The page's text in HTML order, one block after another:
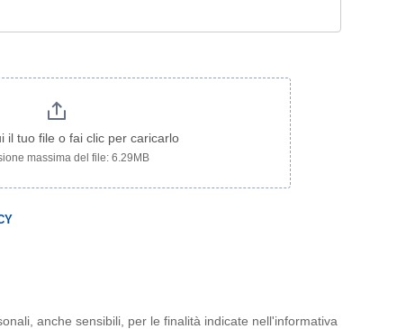
il tuo file o fai clic per caricarlo
massima del file: 6.29MB
anche sensibili, per le finalità indicate nell'informativa